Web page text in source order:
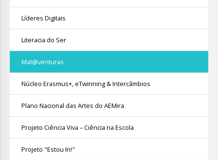
Líderes Digitais
Literacia do Ser
Mat@venturas
Núcleo Erasmus+, eTwinning & Intercâmbios
Plano Nacional das Artes do AEMira
Projeto Ciência Viva – Ciência na Escola
Projeto "Estou In!"